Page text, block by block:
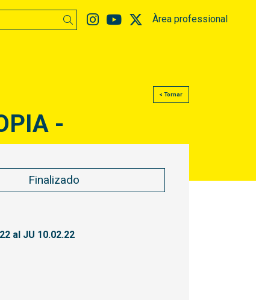
Àrea professional
Link a instagram
Link a youtube
Link a twitter
Buscar
< Tornar
-
Finalizado
al JU 10.02.22